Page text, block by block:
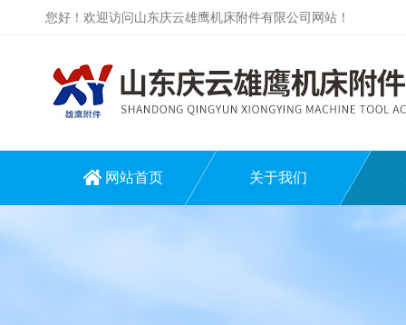
您好！欢迎访问山东庆云雄鹰机床附件有限公司网站！
网站首页 关于我们